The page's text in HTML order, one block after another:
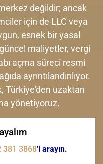
değildir; ancak
için de LLC veya
esnek bir yasal
maliyetler, vergi
açma süreci resmi
ayrıntılandırılıyor.
Türkiye'den uzaktan
yönetiyoruz.
381 3868'i arayın.